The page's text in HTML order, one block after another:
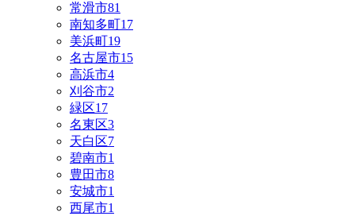
常滑市81
南知多町17
美浜町19
名古屋市15
高浜市4
刈谷市2
緑区17
名東区3
天白区7
碧南市1
豊田市8
安城市1
西尾市1